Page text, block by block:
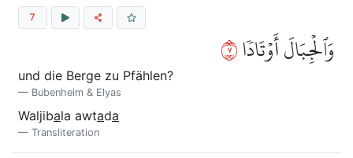
7
وَٱلۡجِبَالَ أَوۡتَادٗا٧
und die Berge zu Pfählen?
Bubenheim & Elyas
Waljibala awtada
Transliteration